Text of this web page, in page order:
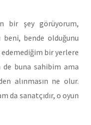
bir şey görüyorum,
bende olduğunu
bir yerlere
buna sahibim ama
alınmasın ne olur.
da sanatçıdır, o oyun